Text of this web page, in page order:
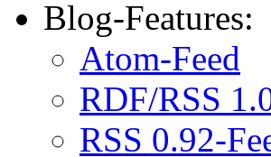
Blog-Features:
Atom-Feed
RDF/RSS
RSS 0.92-